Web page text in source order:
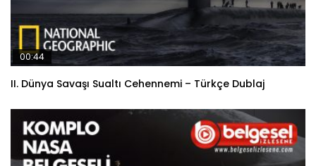
00:44
II. Dünya Savaşı Sualtı Cehennemi – Türkçe Dublaj